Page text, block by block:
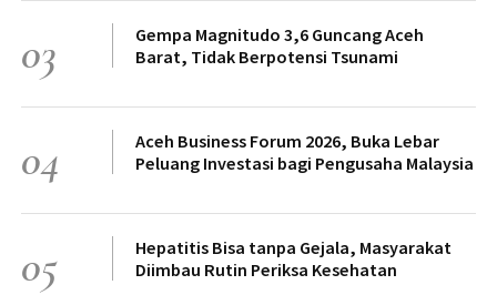
03
Gempa Magnitudo 3,6 Guncang Aceh
Barat, Tidak Berpotensi Tsunami
04
Aceh Business Forum 2026, Buka Lebar
Peluang Investasi bagi Pengusaha Malaysia
05
Hepatitis Bisa tanpa Gejala, Masyarakat
Diimbau Rutin Periksa Kesehatan